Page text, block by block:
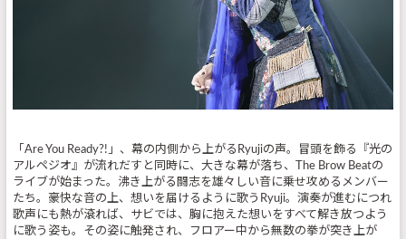
「Are You Ready?!」、幕の内側から上がるRyujiの声。冒頭を飾る『光の
アルペジオ』が流れだすと同時に、大きな幕が落ち、The Brow Beatの
ライブが始まった。沸き上がる闘志を雄々しい音に乗せ攻めるメンバー
たち。豪快な音の上、想いを届けるように歌うRyuji。演奏が進むにつれ
歌声にも熱が滾れば、サビでは、胸に抱えた想いをすべて解き放つよう
に歌う姿も。その姿に触発され、フロアー中から無数の拳が突き上が